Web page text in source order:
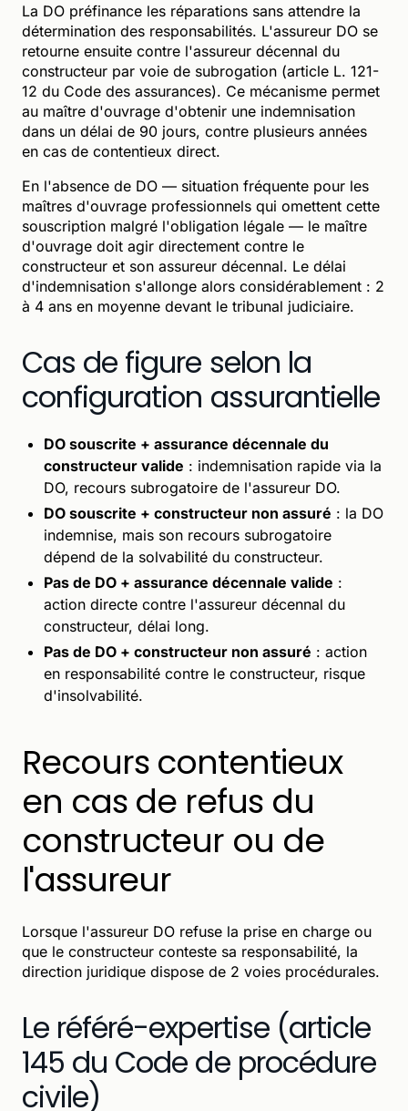
La DO préfinance les réparations sans attendre la
détermination des responsabilités. L'assureur DO se
retourne ensuite contre l'assureur décennal du
constructeur par voie de subrogation (article L. 121-
12 du Code des assurances). Ce mécanisme permet
au maître d'ouvrage d'obtenir une indemnisation
dans un délai de 90 jours, contre plusieurs années
en cas de contentieux direct.
En l'absence de DO — situation fréquente pour les
maîtres d'ouvrage professionnels qui omettent cette
souscription malgré l'obligation légale — le maître
d'ouvrage doit agir directement contre le
constructeur et son assureur décennal. Le délai
d'indemnisation s'allonge alors considérablement : 2
à 4 ans en moyenne devant le tribunal judiciaire.
Cas de figure selon la
configuration assurantielle
DO souscrite + assurance décennale du
constructeur valide : indemnisation rapide via la
DO, recours subrogatoire de l'assureur DO.
DO souscrite + constructeur non assuré : la DO
indemnise, mais son recours subrogatoire
dépend de la solvabilité du constructeur.
Pas de DO + assurance décennale valide :
action directe contre l'assureur décennal du
constructeur, délai long.
Pas de DO + constructeur non assuré : action
en responsabilité contre le constructeur, risque
d'insolvabilité.
Recours contentieux
en cas de refus du
constructeur ou de
l'assureur
Lorsque l'assureur DO refuse la prise en charge ou
que le constructeur conteste sa responsabilité, la
direction juridique dispose de 2 voies procédurales.
Le référé-expertise (article
145 du Code de procédure
civile)